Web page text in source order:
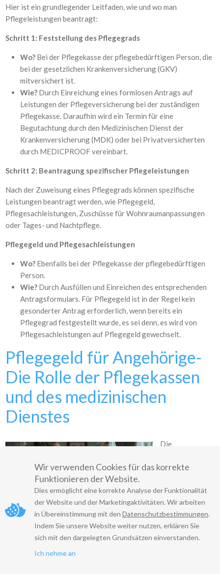
Hier ist ein grundlegender Leitfaden, wie und wo man
Pflegeleistungen beantragt:
Schritt 1: Feststellung des Pflegegrads
Wo? Bei der Pflegekasse der pflegebedürftigen Person, die
bei der gesetzlichen Krankenversicherung (GKV)
mitversichert ist.
Wie? Durch Einreichung eines formlosen Antrags auf
Leistungen der Pflegeversicherung bei der zuständigen
Pflegekasse. Daraufhin wird ein Termin für eine
Begutachtung durch den Medizinischen Dienst der
Krankenversicherung (MDK) oder bei Privatversicherten
durch MEDICPROOF vereinbart.
Schritt 2: Beantragung spezifischer Pflegeleistungen
Nach der Zuweisung eines Pflegegrads können spezifische
Leistungen beantragt werden, wie Pflegegeld,
Pflegesachleistungen, Zuschüsse für Wohnraumanpassungen
oder Tages- und Nachtpflege.
Pflegegeld und Pflegesachleistungen
Wo? Ebenfalls bei der Pflegekasse der pflegebedürftigen
Person.
Wie? Durch Ausfüllen und Einreichen des entsprechenden
Antragsformulars. Für Pflegegeld ist in der Regel kein
gesonderter Antrag erforderlich, wenn bereits ein
Pflegegrad festgestellt wurde, es sei denn, es wird von
Pflegesachleistungen auf Pflegegeld gewechselt.
Pflegegeld für Angehörige-
Die Rolle der Pflegekassen
und des medizinischen
Dienstes
Die
und der
Dienst der
Krankenversich
erung(MDK)
spielen eine
zentrale Rolle
Wir verwenden Cookies für das korrekte
Funktionieren der Website.
Dies ermöglicht eine korrekte Analyse der Funktionalität
der Website und der Marketingaktivitäten. Wir arbeiten
in Übereinstimmung mit den Datenschutzbestimmungen.
Indem Sie unsere Website weiter nutzen, erklären Sie
sich mit den dargelegten Grundsätzen einverstanden.
Ich nehme an